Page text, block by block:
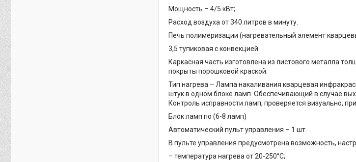
Мощность – 4/5 кВт;
Расход воздуха от 340 литров в минуту.
Печь полимеризации (нагревательный элемент
3,5 тупиковая с конвекцией.
Каркасная часть изготовлена ​​из листового металла
покрыты порошковой краской.
Тип нагрева – Лампа накаливания кварцевая
штук в одном блоке ламп. Обеспечивающий в случае
Контроль исправности ламп, проверяется визуально,
Блок ламп по (6-8 ламп)
Автоматический пульт управления – 1 шт.
В пульте управления предусмотрена возможность,
– температура нагрева от 20-250°C;